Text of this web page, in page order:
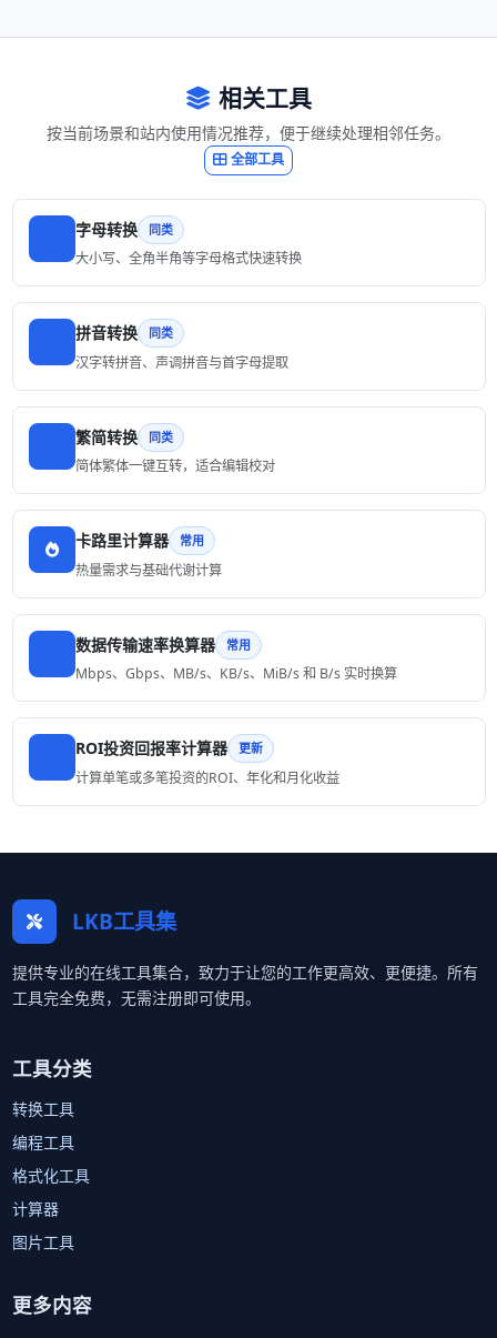
相关工具
按当前场景和站内使用情况推荐，便于继续处理相邻任务。
全部工具
字母转换 同类
大小写、全角半角等字母格式快速转换
拼音转换 同类
汉字转拼音、声调拼音与首字母提取
繁简转换 同类
简体繁体一键互转，适合编辑校对
卡路里计算器 常用
热量需求与基础代谢计算
数据传输速率换算器 常用
Mbps、Gbps、MB/s、KB/s、MiB/s 和 B/s 实时换算
ROI投资回报率计算器 更新
计算单笔或多笔投资的ROI、年化和月化收益
LKB工具集
提供专业的在线工具集合，致力于让您的工作更高效、更便捷。所有
工具完全免费，无需注册即可使用。
工具分类
转换工具
编程工具
格式化工具
计算器
图片工具
更多内容